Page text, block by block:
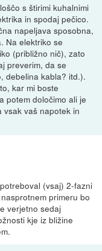
s štirimi kuhalnimi
in spodaj pečico.
napeljava sposobna,
Na elektriko se
(približno nič), zato
preverim, da se
debelina kabla? itd.).
kar mi boste
potem določimo ali je
vsak vaš napotek in
(vsaj) 2-fazni
primeru bo
verjetno sedaj
kje iz bližine